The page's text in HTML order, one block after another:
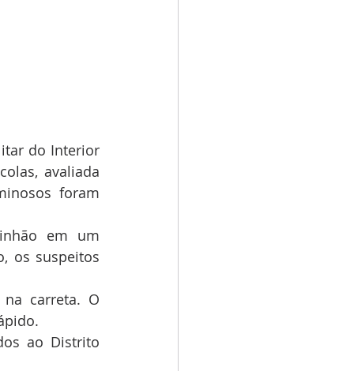
do Interior
avaliada
foram
em um
os suspeitos
carreta. O
ao Distrito